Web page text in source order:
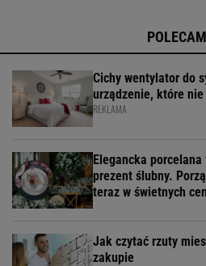
Cichy wentylator do
urządzenie, które nie
REKLAMA
Elegancka
prezent ślubny.
teraz w świetnych
Jak czytać rzuty
zakupie